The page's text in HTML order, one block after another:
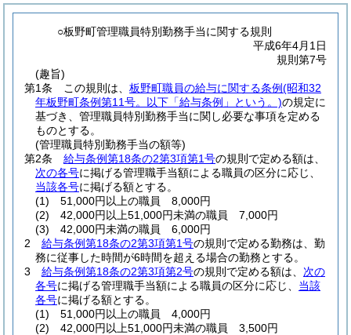
○板野町管理職員特別勤務手当に関する規則
平成6年4月1日
規則第7号
(趣旨)
第1条
この規則は、 板野町職員の給与に関する条例(昭和32
年板野町条例第11号。以下「給与条例」という。)の規定に
基づき、管理職員特別勤務手当に関し必要な事項を定める
ものとする。
(管理職員特別勤務手当の額等)
第2条
給与条例第18条の2第3項第1号の規則で定める額は、
次の各号に掲げる管理職手当額による職員の区分に応じ、
当該各号に掲げる額とする。
(1)
51,000円以上の職員 8,000円
(2)
42,000円以上51,000円未満の職員 7,000円
(3)
42,000円未満の職員 6,000円
2
給与条例第18条の2第3項第1号の規則で定める勤務は、勤
務に従事した時間が6時間を超える場合の勤務とする。
3
給与条例第18条の2第3項第2号の規則で定める額は、 次の
各号に掲げる管理職手当額による職員の区分に応じ、 当該
各号に掲げる額とする。
(1)
51,000円以上の職員 4,000円
(2)
42,000円以上51,000円未満の職員 3,500円